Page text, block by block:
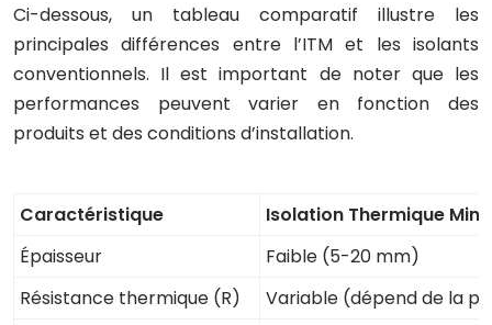
Ci-dessous, un tableau comparatif illustre les
principales différences entre l’ITM et les isolants
conventionnels. Il est important de noter que les
performances peuvent varier en fonction des
produits et des conditions d’installation.
Caractéristique
Isolation Thermique
Épaisseur
Faible (5-20 mm)
Résistance thermique (R)
Variable (dépend de la